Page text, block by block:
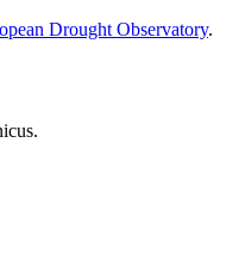
Drought Observatory.